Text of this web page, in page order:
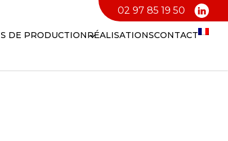
DE PRODUCTIONRÉALISATIONSCONTACT
02 97 85 19 50